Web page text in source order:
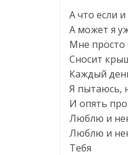
А что если
А может я
Мне просто
Сносит
Каждый
Я пытаюсь,
И опять
Люблю и
Люблю и
Тебя